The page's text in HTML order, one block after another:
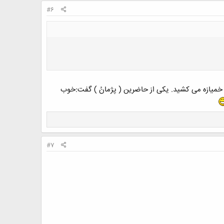
#6
می کشید. یکی از حاضرین ( پژمانُ ) گفت:خوب
#7